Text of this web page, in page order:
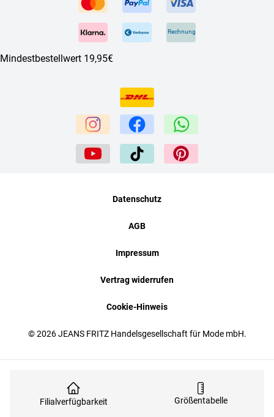
Filialverfügbarkeit Größentabelle
Rechnung
Mindestbestellwert 19,95€
© 2026 JEANS FRITZ Handelsgesellschaft für Mode mbH.
Datenschutz
AGB
Impressum
Vertrag widerrufen
Cookie-Hinweis